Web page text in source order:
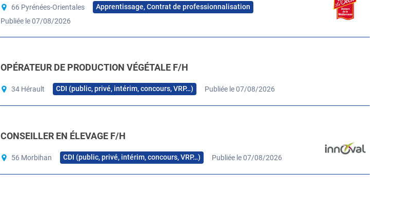
66 Pyrénées-Orientales
Apprentissage, Contrat de professionnalisation
Publiée le 07/08/2026
OPÉRATEUR DE PRODUCTION VÉGÉTALE F/H
34 Hérault CDI (public, privé, intérim, concours, VRP…) Publiée le 07/08/2026
CONSEILLER EN ÉLEVAGE F/H
56 Morbihan CDI (public, privé, intérim, concours, VRP…) Publiée le 07/08/2026